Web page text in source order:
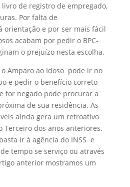
de registro de empregado,
Por falta de
orientação e por ser mais fácil
acabam por pedir o BPC-
o prejuízo nesta escolha.
Amparo ao Idoso pode ir no
e pedir o benefício correto
for negado pode procurar a
de sua residência. As
ainda gera um retroativo
Terceiro dos anos anteriores.
ir à agência do INSS e
tempo se serviço ou através
anterior mostramos um